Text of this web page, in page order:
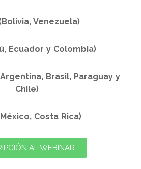
Venezuela)
Ecuador y Colombia)
Brasil, Paraguay y
Chile)
Costa Rica)
AL WEBINAR